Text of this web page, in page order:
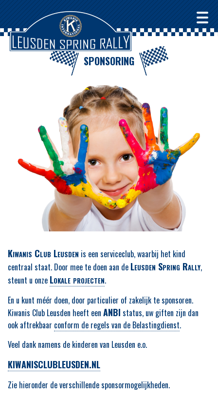
SPONSORING
Kiwanis Club Leusden is een serviceclub, waarbij het kind
centraal staat. Door mee te doen aan de Leusden Spring Rally,
steunt u onze Lokale projecten.
En u kunt méér doen, door particulier of zakelijk te sponsoren.
Kiwanis Club Leusden heeft een ANBI status, uw giften zijn dan
ook aftrekbaar conform de regels van de Belastingdienst.
Veel dank namens de kinderen van Leusden e.o.
KIWANISCLUBLEUSDEN.NL
Zie hieronder de verschillende sponsormogelijkheden.